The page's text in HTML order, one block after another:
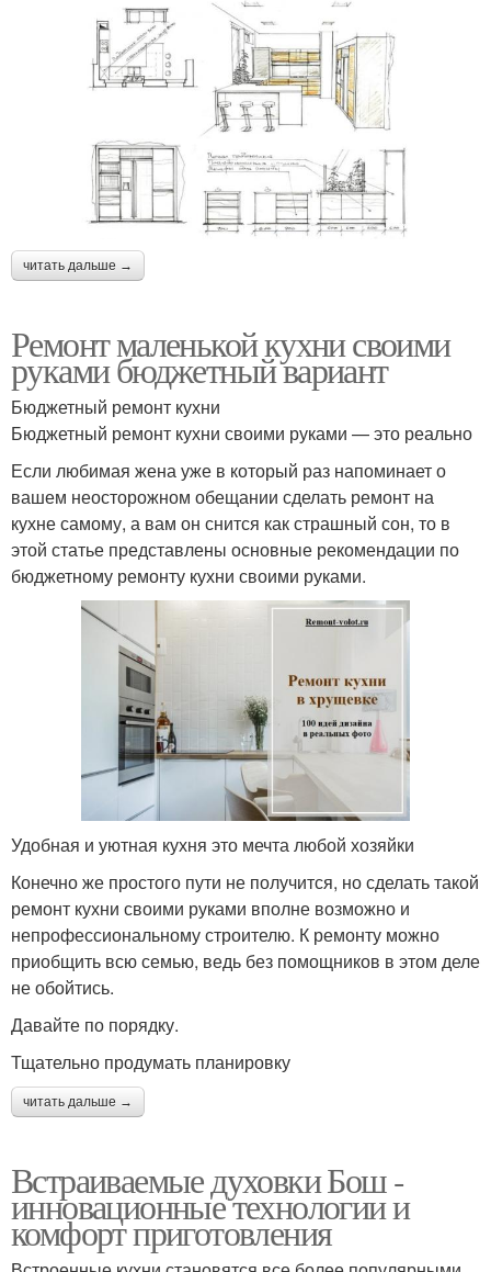
читать дальше →
Ремонт маленькой кухни своими
руками бюджетный вариант
Бюджетный ремонт кухни
Бюджетный ремонт кухни своими руками — это реально
Если любимая жена уже в который раз напоминает о
вашем неосторожном обещании сделать ремонт на
кухне самому, а вам он снится как страшный сон, то в
этой статье представлены основные рекомендации по
бюджетному ремонту кухни своими руками.
Удобная и уютная кухня это мечта любой хозяйки
Конечно же простого пути не получится, но сделать такой
ремонт кухни своими руками вполне возможно и
непрофессиональному строителю. К ремонту можно
приобщить всю семью, ведь без помощников в этом деле
не обойтись.
Давайте по порядку.
Тщательно продумать планировку
читать дальше →
Встраиваемые духовки Бош -
инновационные технологии и
комфорт приготовления